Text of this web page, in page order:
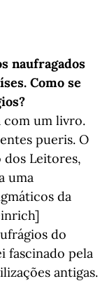
naufragados
Como se
com um livro.
pueris. O
Leitores,
uma
da
do
fascinado pela
antigas.